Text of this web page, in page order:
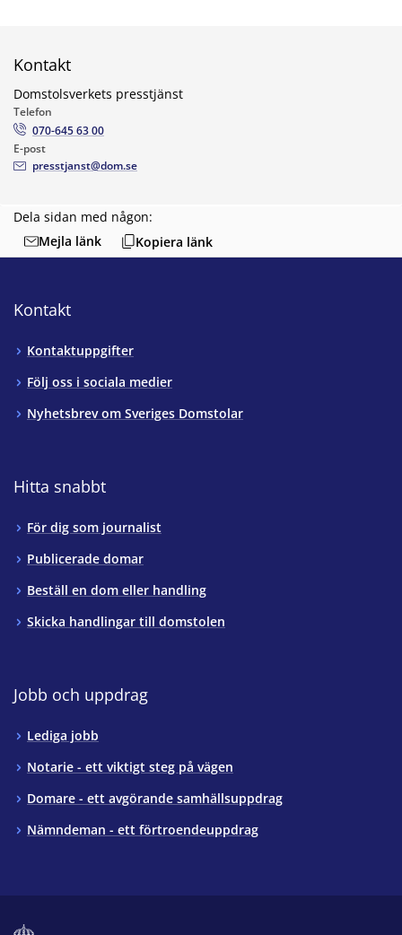
Dela sidan med någon:
Mejla länk
Kopiera länk
Kontakt
Domstolsverkets presstjänst
Telefon
070-645 63 00
E-post
presstjanst@dom.se
Kontakt
Kontaktuppgifter
Följ oss i sociala medier
Nyhetsbrev om Sveriges Domstolar
Hitta snabbt
För dig som journalist
Publicerade domar
Beställ en dom eller handling
Skicka handlingar till domstolen
Jobb och uppdrag
Lediga jobb
Notarie - ett viktigt steg på vägen
Domare - ett avgörande samhällsuppdrag
Nämndeman - ett förtroendeuppdrag